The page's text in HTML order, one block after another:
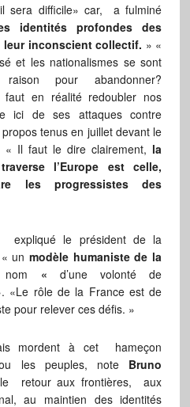
sera difficile» car, a fulminé
identités profondes des
inconscient collectif. » «
et les nationalismes se sont
pour abandonner?
en réalité redoubler nos
ici de ses attaques contre
tenus en juillet devant le
Il faut le dire clairement, la
l’Europe est celle,
les progressistes des
expliqué le président de la
« unmodèle humaniste de la
« d’une volonté de
«Le rôle de la France est de
pour relever ces défis. »
mordent à cet hameçon
les peuples, note Bruno
retour aux frontières, aux
au maintien des identités